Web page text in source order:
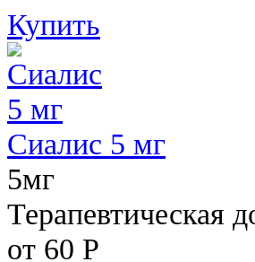
Купить
Сиалис 5 мг
5мг
Терапевтическая
от 60 Р